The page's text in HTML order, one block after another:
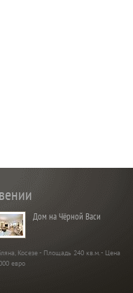
Дом на Чёрной Васи
Косезе - Площадь 240 кв.м. - Цена
евро